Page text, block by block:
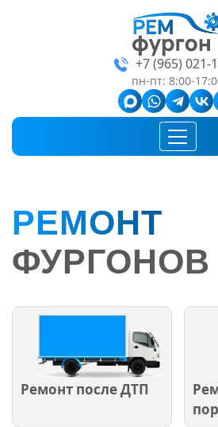
+7 (965) 021-
пн-пт: 8:00-
РЕМОНТ
ФУРГОНОВ
Ремонт после ДТП